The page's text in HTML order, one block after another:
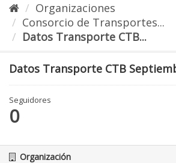
Organizaciones
Consorcio de Transportes...
Datos Transporte CTB...
Datos Transporte CTB
Seguidores
0
Organización